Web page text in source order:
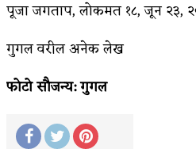
पूजा जगताप, लोकमत १८, जून २३,
गुगल वरील अनेक लेख
फोटो सौजन्य: गुगल